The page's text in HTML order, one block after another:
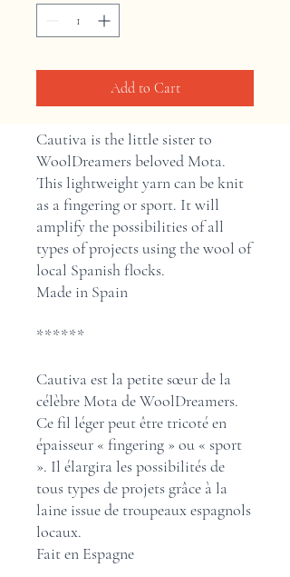
Add to Cart
Cautiva is the little sister to
WoolDreamers beloved Mota.
This lightweight yarn can be knit
as a fingering or sport. It will
amplify the possibilities of all
types of projects using the wool of
local Spanish flocks.
Made in Spain
******
Cautiva est la petite sœur de la
célèbre Mota de WoolDreamers.
Ce fil léger peut être tricoté en
épaisseur « fingering » ou « sport
». Il élargira les possibilités de
tous types de projets grâce à la
laine issue de troupeaux espagnols
locaux.
Fait en Espagne